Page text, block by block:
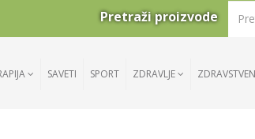
Pretraži proizvode
SAVETI SPORT ZDRAVLJE